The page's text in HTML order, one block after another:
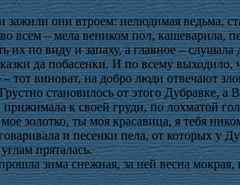
зажили они втроем: нелюдимая ведьма,
всем – мела веником пол, кашеварила,
их по виду и запаху, а главное –
да побасенки. И по всему выходило,
– тот виноват, на добро люди отвечают
становилось от этого Дубравке,
прижимала к своей груди, по лохматой
золотко, ты моя красавица, я тебя
и песенки пела, от которых у
пряталась.
зима снежная, за ней весна